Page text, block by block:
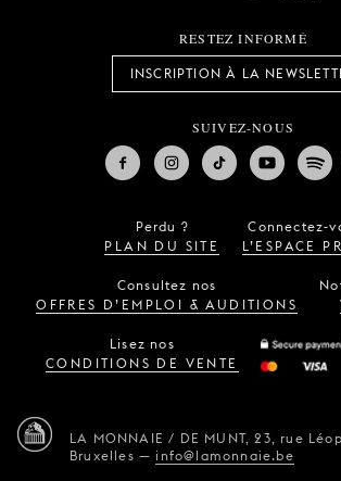
RESTEZ INFORMÉ
INSCRIPTION À LA
SUIVEZ-NOUS
Perdu ?
PLAN DU SITE
Connectez-
L’ESPACE
Consultez nos
OFFRES D’EMPLOI & AUDITIONS
Lisez nos
CONDITIONS DE VENTE
LA MONNAIE / DE MUNT, 23, rue
Bruxelles —info@lamonnaie.be